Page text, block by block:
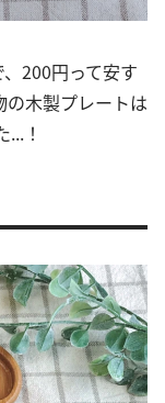
200円って安す
木製プレートは
！